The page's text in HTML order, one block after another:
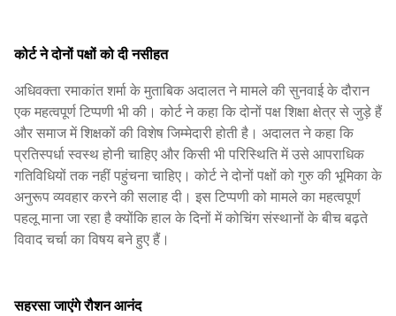
कोर्ट ने दोनों पक्षों को दी नसीहत
अधिवक्ता रमाकांत शर्मा के मुताबिक अदालत ने मामले की सुनवाई के दौरान
एक महत्वपूर्ण टिप्पणी भी की। कोर्ट ने कहा कि दोनों पक्ष शिक्षा क्षेत्र से जुड़े हैं
और समाज में शिक्षकों की विशेष जिम्मेदारी होती है। अदालत ने कहा कि
प्रतिस्पर्धा स्वस्थ होनी चाहिए और किसी भी परिस्थिति में उसे आपराधिक
गतिविधियों तक नहीं पहुंचना चाहिए। कोर्ट ने दोनों पक्षों को गुरु की भूमिका के
अनुरूप व्यवहार करने की सलाह दी। इस टिप्पणी को मामले का महत्वपूर्ण
पहलू माना जा रहा है क्योंकि हाल के दिनों में कोचिंग संस्थानों के बीच बढ़ते
विवाद चर्चा का विषय बने हुए हैं।
सहरसा जाएंगे रौशन आनंद